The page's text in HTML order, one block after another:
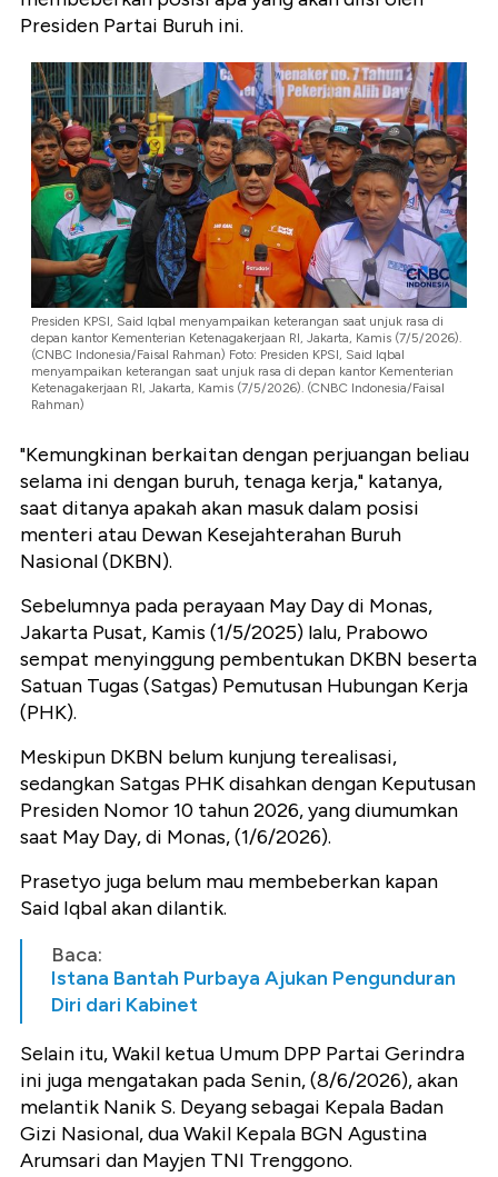
Presiden Partai Buruh ini.
Presiden KPSI, Said Iqbal menyampaikan keterangan saat unjuk rasa di
depan kantor Kementerian Ketenagakerjaan RI, Jakarta, Kamis (7/5/2026).
(CNBC Indonesia/Faisal Rahman) Foto: Presiden KPSI, Said Iqbal
menyampaikan keterangan saat unjuk rasa di depan kantor Kementerian
Ketenagakerjaan RI, Jakarta, Kamis (7/5/2026). (CNBC Indonesia/Faisal
Rahman)
"Kemungkinan berkaitan dengan perjuangan beliau
selama ini dengan buruh, tenaga kerja," katanya,
saat ditanya apakah akan masuk dalam posisi
menteri atau Dewan Kesejahterahan Buruh
Nasional (DKBN).
Sebelumnya pada perayaan May Day di Monas,
Jakarta Pusat, Kamis (1/5/2025) lalu, Prabowo
sempat menyinggung pembentukan DKBN beserta
Satuan Tugas (Satgas) Pemutusan Hubungan Kerja
(PHK).
Meskipun DKBN belum kunjung terealisasi,
sedangkan Satgas PHK disahkan dengan Keputusan
Presiden Nomor 10 tahun 2026, yang diumumkan
saat May Day, di Monas, (1/6/2026).
Prasetyo juga belum mau membeberkan kapan
Said Iqbal akan dilantik.
Baca:
Istana Bantah Purbaya Ajukan Pengunduran
Diri dari Kabinet
Selain itu, Wakil ketua Umum DPP Partai Gerindra
ini juga mengatakan pada Senin, (8/6/2026), akan
melantik Nanik S. Deyang sebagai Kepala Badan
Gizi Nasional, dua Wakil Kepala BGN Agustina
Arumsari dan Mayjen TNI Trenggono.